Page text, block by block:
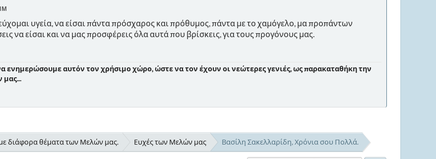
υγεία, να είσαι πάντα πρόσχαρος και πρόθυμος, πάντα με το χαμόγελο, μα προπάντων
να είσαι και να μας προσφέρεις όλα αυτά που βρίσκεις, για τους προγόνους μας.
ενημερώσουμε αυτόν τον χρήσιμο χώρο, ώστε να τον έχουν οι νεώτερες γενιές, ως παρακαταθήκη την
μας...
διάφορα θέματα των Μελών μας. Ευχές των Μελών μας Βασίλη Σακελλαρίδη, Χρόνια σου Πολλά.